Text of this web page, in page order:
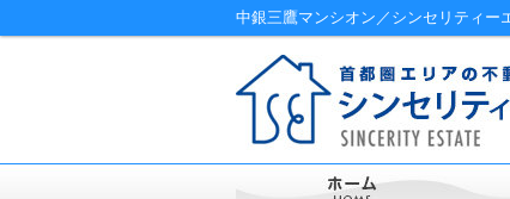
中銀三鷹マンシオン／シンセリティー